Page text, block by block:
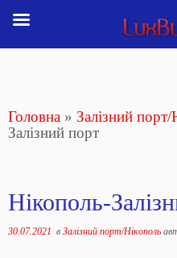
Головна » Залізний порт/
Залізний порт
Нікополь-
30.07.2021 в Залізний порт/Нікополь